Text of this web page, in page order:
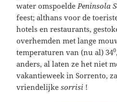
water omspoeldePeninsola
feest; althans voor de
hotels en restaurants,
overhemden met lange
temperaturen van (nu al) 340
anders, al laten ze het niet
vakantieweek in Sorrento,
vriendelijkesorrisi !